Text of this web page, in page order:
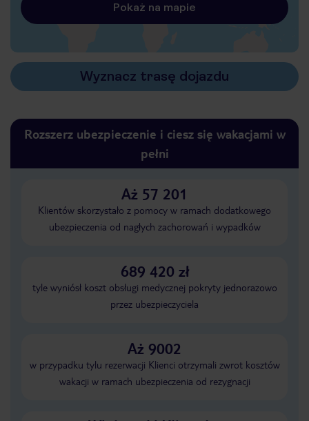
Pokaż na mapie
Wyznacz trasę dojazdu
Rozszerz ubezpieczenie i ciesz się wakacjami w
pełni
Aż 57 201
Klientów skorzystało z pomocy w ramach dodatkowego
ubezpieczenia od nagłych zachorowań i wypadków
689 420 zł
tyle wyniósł koszt obsługi medycznej pokryty jednorazowo
przez ubezpieczyciela
Aż 9002
w przypadku tylu rezerwacji Klienci otrzymali zwrot kosztów
wakacji w ramach ubezpieczenia od rezygnacji